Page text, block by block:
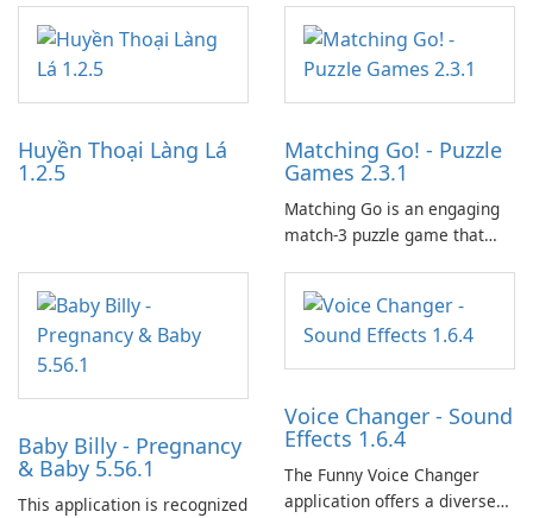
work through built-in brand
partnerships and integrated
tools for content distribution
and audience engagement.
Huyền Thoại Làng Lá
1.2.5
Matching Go! - Puzzle
Games 2.3.1
Matching Go is an engaging
match-3 puzzle game that
and her charming corgi,
Ollie, on an adventurous
journey across diverse
landscapes.
Baby Billy - Pregnancy
& Baby 5.56.1
This application is recognized
Voice Changer - Sound
Effects 1.6.4
The Funny Voice Changer
application offers a diverse